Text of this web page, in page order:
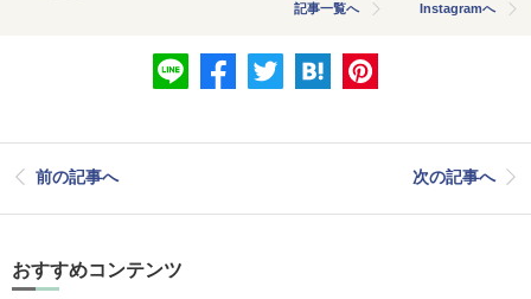
記事一覧へ Instagramへ
前の記事へ 次の記事へ
おすすめコンテンツ